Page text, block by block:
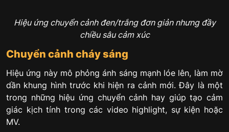
Hiệu ứng chuyển cảnh đen/trắng đơn giản nhưng đầy
chiều sâu cảm xúc
Chuyển cảnh cháy sáng
Hiệu ứng này mô phỏng ánh sáng mạnh lóe lên, làm mờ
dần khung hình trước khi hiện ra cảnh mới. Đây là một
trong những hiệu ứng chuyển cảnh hay giúp tạo cảm
giác kịch tính trong các video highlight, sự kiện hoặc
MV.